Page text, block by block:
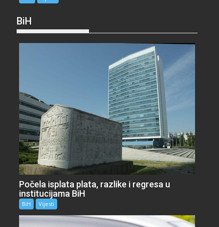
BiH
Počela isplata plata, razlike i regresa u
institucijama BiH
BiH Vijesti